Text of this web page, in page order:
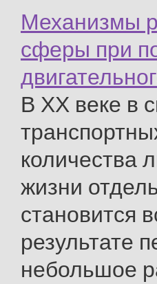
Механизмы
сферы при
В ХХ веке в
количества
жизни
становится
результате
небольшое